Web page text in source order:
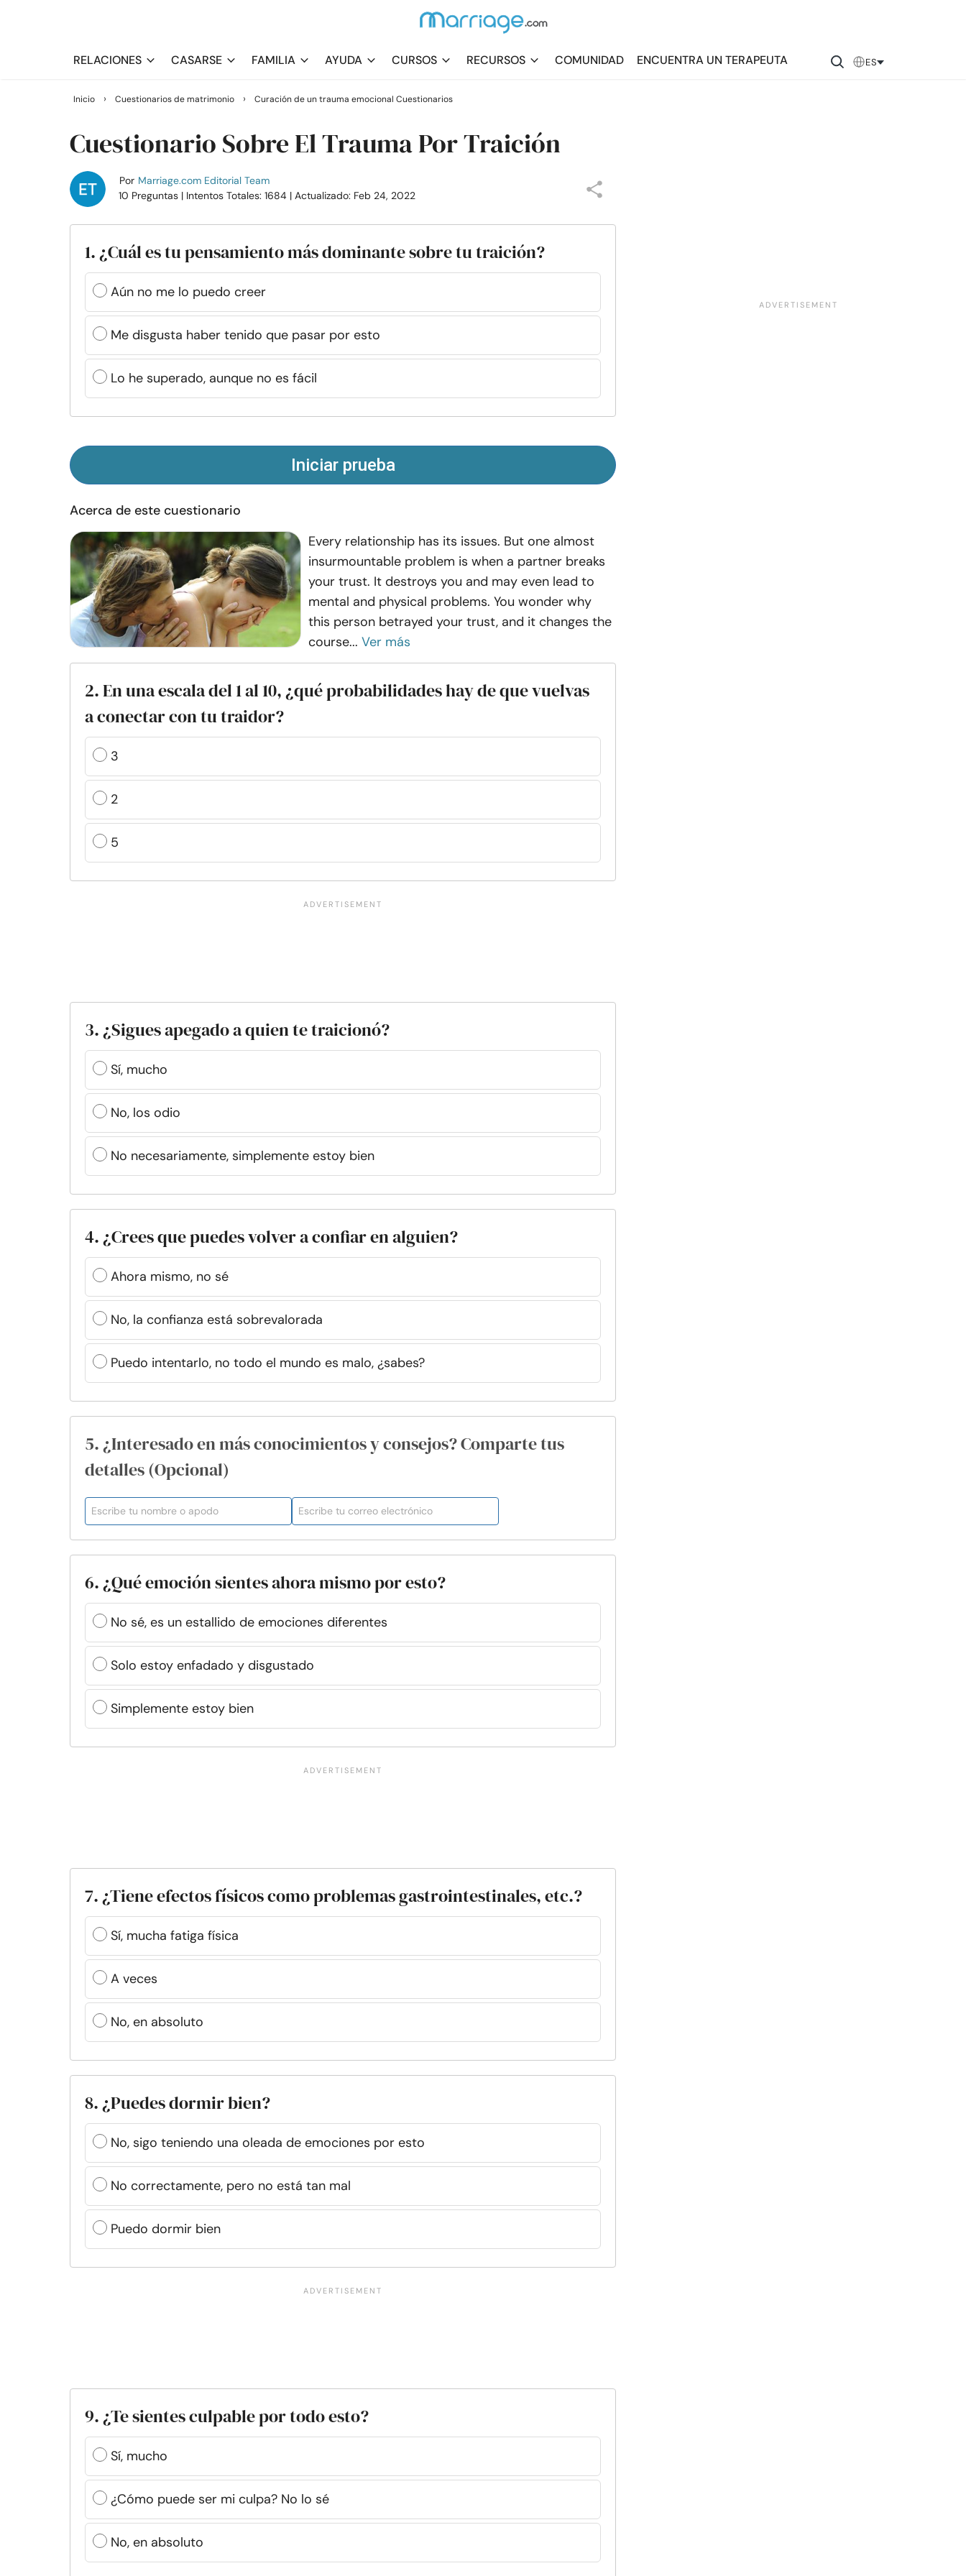
RELACIONES CASARSE FAMILIA AYUDA CURSOS RECURSOS COMUNIDAD ENCUENTRA UN TERAPEUTA ES
Inicio › Cuestionarios de matrimonio › Curación de un trauma emocional Cuestionarios
Cuestionario Sobre El Trauma Por Traición
Por Marriage.com Editorial Team
10 Preguntas | Intentos Totales: 1684 | Actualizado: Feb 24, 2022
1. ¿Cuál es tu pensamiento más dominante sobre tu traición?
Aún no me lo puedo creer
Me disgusta haber tenido que pasar por esto
Lo he superado, aunque no es fácil
Iniciar prueba
Acerca de este cuestionario
Every relationship has its issues. But one almost
insurmountable problem is when a partner breaks
your trust. It destroys you and may even lead to
mental and physical problems. You wonder why
this person betrayed your trust, and it changes the
course... Ver más
2. En una escala del 1 al 10, ¿qué probabilidades hay de que vuelvas
a conectar con tu traidor?
3
2
5
3. ¿Sigues apegado a quien te traicionó?
Sí, mucho
No, los odio
No necesariamente, simplemente estoy bien
4. ¿Crees que puedes volver a confiar en alguien?
Ahora mismo, no sé
No, la confianza está sobrevalorada
Puedo intentarlo, no todo el mundo es malo, ¿sabes?
5. ¿Interesado en más conocimientos y consejos? Comparte tus
detalles (Opcional)
6. ¿Qué emoción sientes ahora mismo por esto?
No sé, es un estallido de emociones diferentes
Solo estoy enfadado y disgustado
Simplemente estoy bien
7. ¿Tiene efectos físicos como problemas gastrointestinales, etc.?
Sí, mucha fatiga física
A veces
No, en absoluto
8. ¿Puedes dormir bien?
No, sigo teniendo una oleada de emociones por esto
No correctamente, pero no está tan mal
Puedo dormir bien
9. ¿Te sientes culpable por todo esto?
Sí, mucho
¿Cómo puede ser mi culpa? No lo sé
No, en absoluto